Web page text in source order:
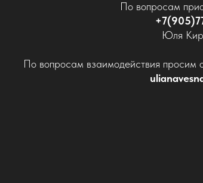
По вопросам
Юля
По вопросам взаимодействия просим